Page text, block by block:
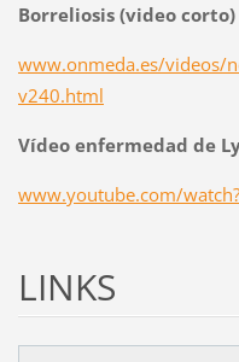
Borreliosis (video corto)
www.onmeda.es/videos/
v240.html
Vídeo enfermedad de
www.youtube.com/
LINKS